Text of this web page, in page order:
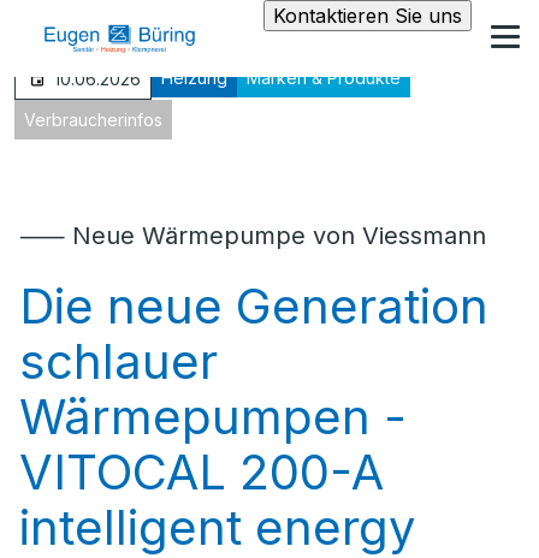
Kontaktieren Sie uns
10.06.2026 Heizung Marken & Produkte
Verbraucherinfos
⸺ Neue Wärmepumpe von Viessmann
Die neue Generation
schlauer
Wärmepumpen -
VITOCAL 200-A
intelligent energy